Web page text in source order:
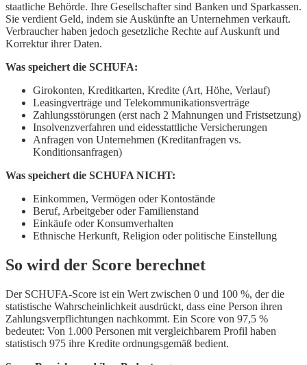
staatliche Behörde. Ihre Gesellschafter sind Banken und Sparkassen.
Sie verdient Geld, indem sie Auskünfte an Unternehmen verkauft.
Verbraucher haben jedoch gesetzliche Rechte auf Auskunft und
Korrektur ihrer Daten.
Was speichert die SCHUFA:
Girokonten, Kreditkarten, Kredite (Art, Höhe, Verlauf)
Leasingverträge und Telekommunikationsverträge
Zahlungsstörungen (erst nach 2 Mahnungen und Fristsetzung)
Insolvenzverfahren und eidesstattliche Versicherungen
Anfragen von Unternehmen (Kreditanfragen vs.
Konditionsanfragen)
Was speichert die SCHUFA NICHT:
Einkommen, Vermögen oder Kontostände
Beruf, Arbeitgeber oder Familienstand
Einkäufe oder Konsumverhalten
Ethnische Herkunft, Religion oder politische Einstellung
So wird der Score berechnet
Der SCHUFA-Score ist ein Wert zwischen 0 und 100 %, der die
statistische Wahrscheinlichkeit ausdrückt, dass eine Person ihren
Zahlungsverpflichtungen nachkommt. Ein Score von 97,5 %
bedeutet: Von 1.000 Personen mit vergleichbarem Profil haben
statistisch 975 ihre Kredite ordnungsgemäß bedient.